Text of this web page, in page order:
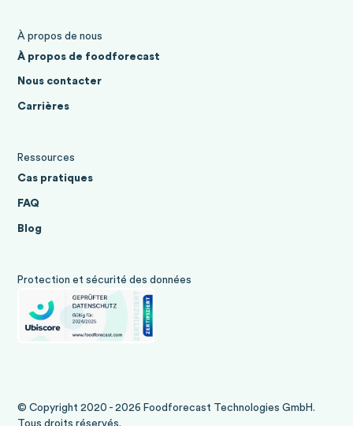
À propos de nous
À propos de foodforecast
Nous contacter
Carrières
Ressources
Cas pratiques
FAQ
Blog
Protection et sécurité des données
© Copyright 2020 - 2026 Foodforecast Technologies GmbH.
Tous droits réservés.